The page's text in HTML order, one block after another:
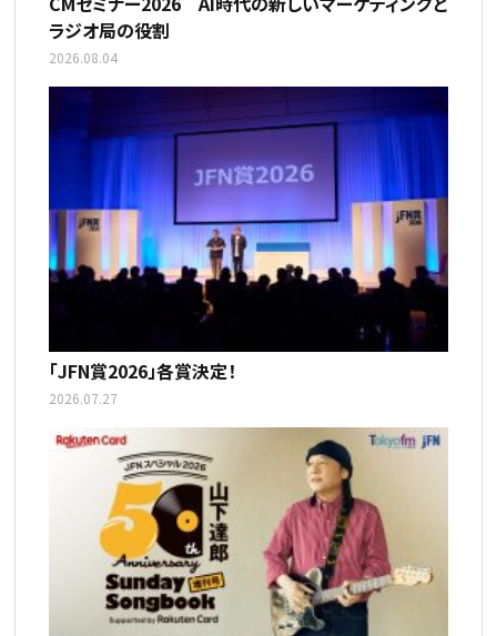
ラジオ局の役割
2026.08.04
「JFN賞2026」各賞決定！
2026.07.27